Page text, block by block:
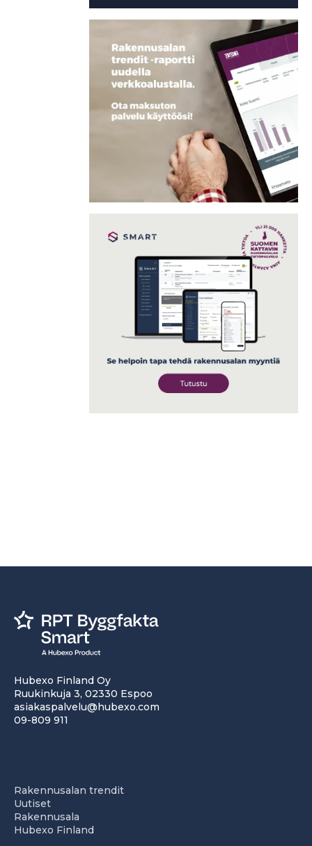
Hubexo Finland Oy
Ruukinkuja 3, 02330 Espoo
asiakaspalvelu@hubexo.com
09-809 911
Rakennusalan trendit
Uutiset
Rakennusala
Hubexo Finland